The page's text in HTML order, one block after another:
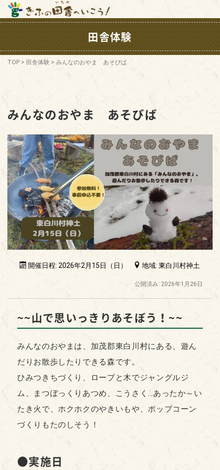
田舎体験
TOP > 田舎体験 > みんなのおやま あそびば
みんなのおやま あそびば
開催日程: 2026年2月15日（日） 地域: 東白川村神土
公開済み: 2026年1月26日
~~山で思いっきりあそぼう！~~
みんなのおやまは、加茂郡東白川村にある、遊ん
だりお散歩したりできる森です。
ひみつきちづくり、ロープと木でジャングルジ
ム、まつぼっくりあつめ、こうさく…あったか～い
たき火で、ホクホクのやきいもや、ポップコーン
づくりもたのしそう！
●実施日